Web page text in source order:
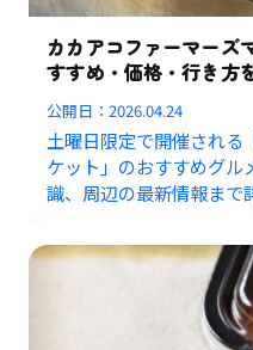
カカアコファーマーズ
すすめ・価格・行き方
公開日：2026.04.24
土曜日限定で開催される
ケット」のおすすめグル
識、周辺の最新情報まで